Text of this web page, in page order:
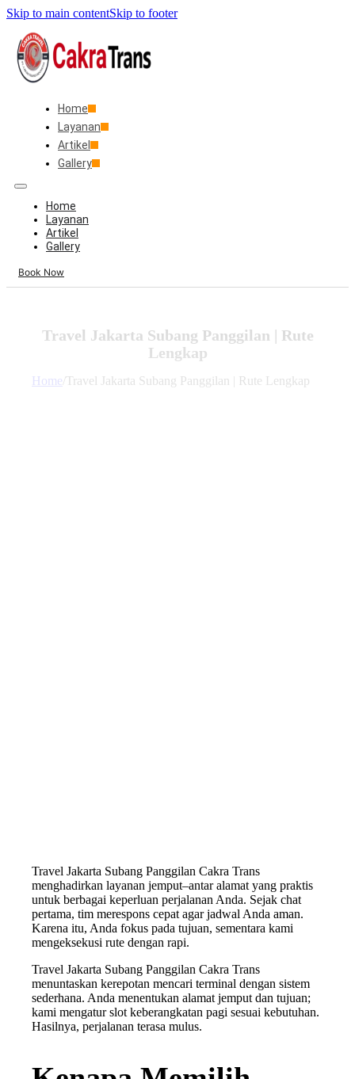
Skip to main contentSkip to footer
Home
Layanan
Artikel
Gallery
Home
Layanan
Artikel
Gallery
Book Now
Travel Jakarta Subang Panggilan | Rute
Lengkap
Home Travel Jakarta Subang Panggilan | Rute Lengkap
Travel Jakarta Subang Panggilan Cakra Trans
menghadirkan layanan jemput–antar alamat yang praktis
untuk berbagai keperluan perjalanan Anda. Sejak chat
pertama, tim merespons cepat agar jadwal Anda aman.
Karena itu, Anda fokus pada tujuan, sementara kami
mengeksekusi rute dengan rapi.
Travel Jakarta Subang Panggilan Cakra Trans
menuntaskan kerepotan mencari terminal dengan sistem
sederhana. Anda menentukan alamat jemput dan tujuan;
kami mengatur slot keberangkatan pagi sesuai kebutuhan.
Hasilnya, perjalanan terasa mulus.